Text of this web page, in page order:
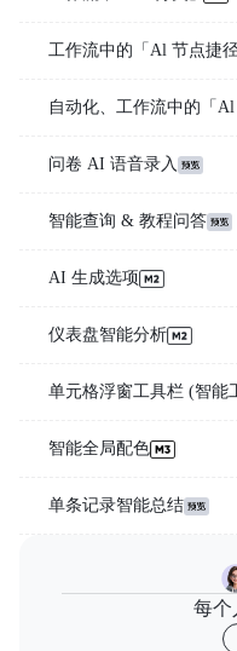
工作流中的「Al 节点捷
自动化、工作流中的「
问卷 AI 语音录入
智能查询 & 教程问答
AI 生成选项
仪表盘智能分析
单元格浮窗工具栏 (智能
智能全局配色
单条记录智能总结
每个